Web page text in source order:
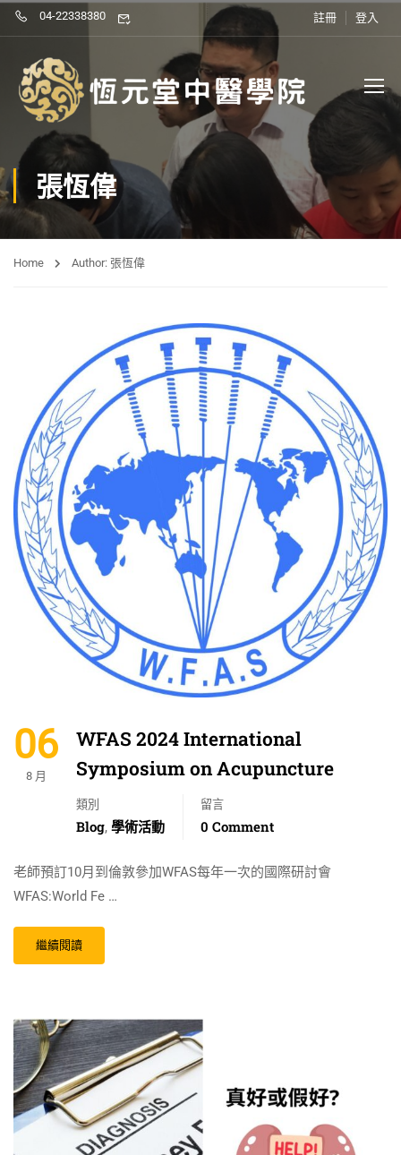
04-22338380 註冊 登入
張恆偉
Home Author: 張恆偉
06
8 月
WFAS 2024 International
Symposium on Acupuncture
類別
Blog, 學術活動
留言
0 Comment
老師預訂10月到倫敦參加WFAS每年一次的國際研討會
WFAS:World Fe …
繼續閱讀